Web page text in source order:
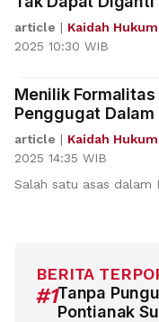
Kurungan dan
article | Kaidah Hukum
2025 10:30 WIB
Menilik
Penggugat
Pihak Yang Akan
article | Kaidah Hukum
2025 14:35 WIB
Salah satu asas dalam
BERITA
#1Tanpa
Pontianak